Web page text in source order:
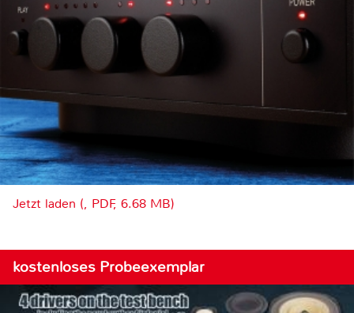
Jetzt laden (, PDF, 6.68 MB)
kostenloses Probeexemplar